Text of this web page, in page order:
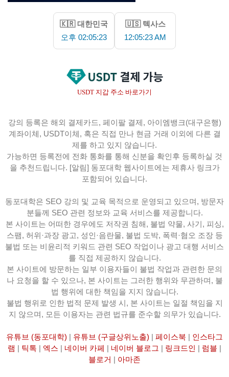
🇰🇷 대한민국
오후 02:05:24
🇺🇸 텍사스
12:05:24 AM
USDT 지갑 주소 바로가기
강의 등록은 해외 결제카드, 페이팔 결제, 아이엠뱅크(대구은행)
계좌이체, USDT이체, 혹은 직접 만나 현금 거래 이외에 다른 결
제를 하고 있지 않습니다.
가능하면 등록전에 전화 통화를 통해 신분을 확인후 등록하실 것
을 추천드립니다. [알림] 동포대학 웹사이트에는 제휴사 링크가
포함되어 있습니다.
동포대학은 SEO 강의 및 교육 목적으로 운영되고 있으며, 방문자
분들께 SEO 관련 정보와 교육 서비스를 제공합니다.
본 사이트는 어떠한 경우에도 저작권 침해, 불법 약물, 사기, 피싱,
스팸, 허위·과장 광고, 성인·음란물, 불법 도박, 폭력·혐오 조장 등
불법 또는 비윤리적 키워드 관련 SEO 작업이나 광고 대행 서비스
를 직접 제공하지 않습니다.
본 사이트에 방문하는 일부 이용자들이 불법 작업과 관련한 문의
나 요청을 할 수 있으나, 본 사이트는 그러한 행위와 무관하며, 불
법 행위에 대한 책임을 지지 않습니다.
불법 행위로 인한 법적 문제 발생 시, 본 사이트는 일절 책임을 지
지 않으며, 모든 이용자는 관련 법규를 준수할 의무가 있습니다.
유튜브 (동포대학) | 유튜브 (구글상위노출) | 페이스북 | 인스타그
램 | 틱톡 | 엑스 | 네이버 카페 | 네이버 블로그 | 링크드인 | 럼블 |
블로거 | 아마존